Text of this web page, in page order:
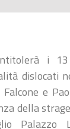
intitolerà i
dislocati
e
della
Palazzo